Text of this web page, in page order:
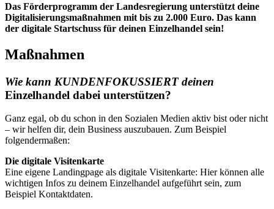
Das Förderprogramm der Landesregierung unterstützt deine
Digitalisierungsmaßnahmen mit bis zu 2.000 Euro. Das kann
der digitale Startschuss für deinen Einzelhandel sein!
Maßnahmen
Wie kann KUNDENFOKUSSIERT deinen
Einzelhandel dabei unterstützen?
Ganz egal, ob du schon in den Sozialen Medien aktiv bist oder nicht
– wir helfen dir, dein Business auszubauen. Zum Beispiel
folgendermaßen:
Die digitale Visitenkarte
Eine eigene Landingpage als digitale Visitenkarte: Hier können alle
wichtigen Infos zu deinem Einzelhandel aufgeführt sein, zum
Beispiel Kontaktdaten.